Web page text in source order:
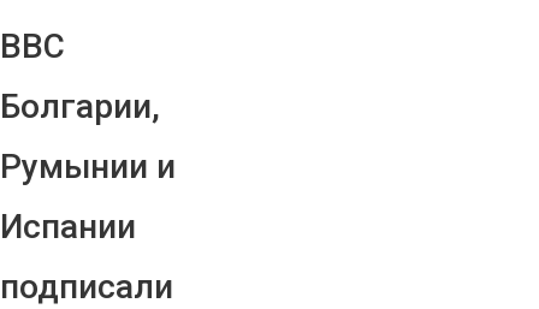
ВВС
Болгарии,
Румынии и
Испании
подписали